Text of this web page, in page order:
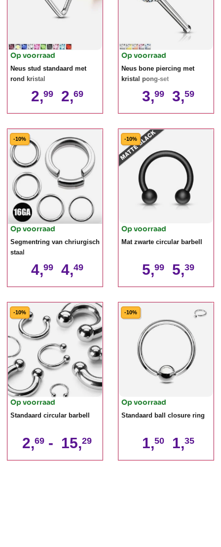
Op voorraad
Neus stud standaard met
rond kristal
2,99 2,69
Op voorraad
Neus bone piercing met
kristal pong-set
3,99 3,59
-10%
Op voorraad
Segmentring van chriurgisch
staal
4,99 4,49
-10%
Op voorraad
Mat zwarte circular barbell
5,99 5,39
-10%
Op voorraad
Standaard circular barbell
2,69 - 15,29
-10%
Op voorraad
Standaard ball closure ring
1,50 1,35